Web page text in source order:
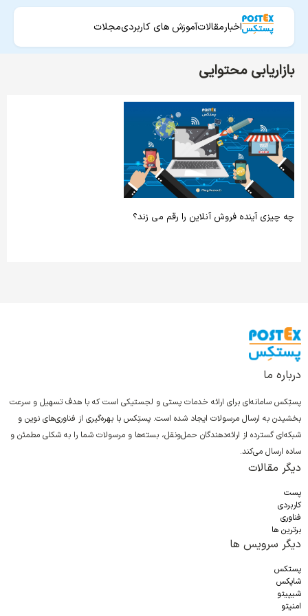
اخبارمقالاتآموزش های کاربردیمجلات
بازاریابی محتوایی
چه چیزی آینده فروش آنلاین را رقم می زند؟
درباره ما
پستِکس سامانه‌ای برای ارائه خدمات پستی و لجستیکی است که با هدف تسهیل و سرعت
بخشیدن به ارسال مرسولات ایجاد شده است. پستِکس با بهره‌گیری از فناوری‌های نوین و
شبکه‌ای گسترده از ارائه‌دهندگان حمل‌ونقل، بسته‌ها و مرسولات شما را به شکلی مطمئن و
ساده ارسال می‌کند.
دیگر مقالات
پست
کاربردی
فناوری
برترین ها
دیگر سرویس ها
پستکس
شاپکس
شیپیتو
امنیتو